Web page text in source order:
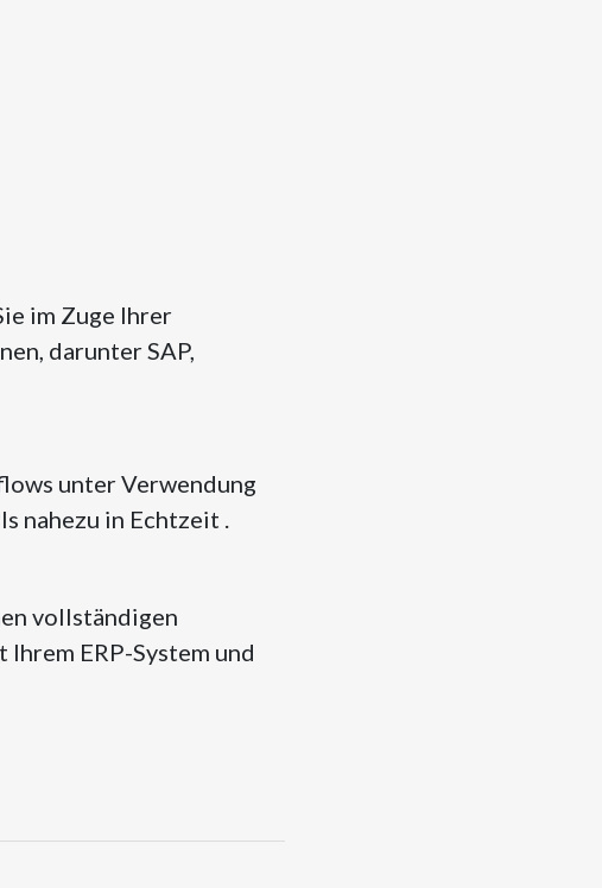
im Zuge Ihrer
darunter SAP,
unter Verwendung
nahezu in Echtzeit .
vollständigen
ERP-System und